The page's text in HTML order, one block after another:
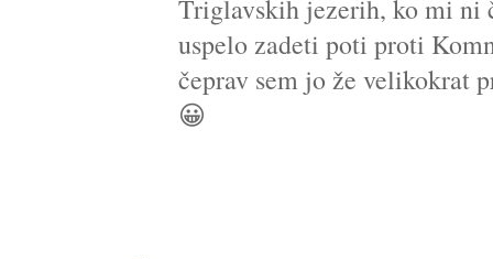
Triglavskih jezerih, ko mi ni
uspelo zadeti poti proti
čeprav sem jo že velikokrat
😀